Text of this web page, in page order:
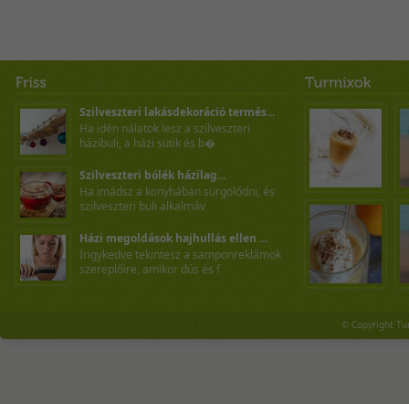
Szilveszteri lakásdekoráció termés...
Ha idén nálatok lesz a szilveszteri
házibuli, a házi sütik és b�
Szilveszteri bólék házilag...
Ha imádsz a konyhában sürgölődni, és
szilveszteri buli alkalmáv
Házi megoldások hajhullás ellen ...
Irigykedve tekintesz a samponreklámok
szereplőire, amikor dús és f
© Copyright